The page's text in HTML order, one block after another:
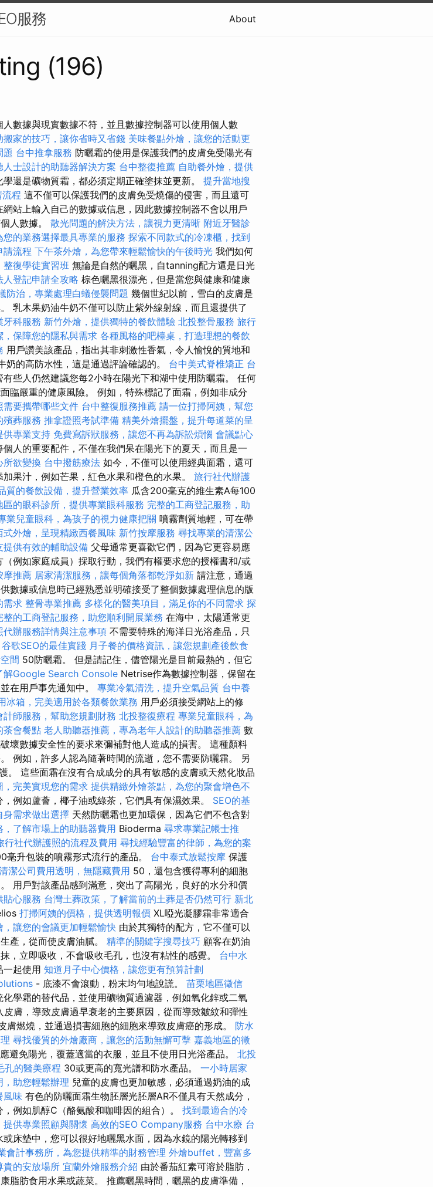
服務 About
(196)
數據與現實數據不符，並且數據控制器可以使用個人數
搬家的技巧，讓你省時又省錢 美味餐點外燴，讓您的活動更
題 台中推拿服務 防曬霜的使用是保護我們的皮膚免受陽光有
士設計的助聽器解決方案 台中整復推薦 自助餐外燴，提供
學還是礦物質霜，都必須定期正確塗抹並更新。 提升當地搜
程 這不僅可以保護我們的皮膚免受燒傷的侵害，而且還可
站上輸入自己的數據或信息，因此數據控制器不會以用戶
人數據。 散光問題的解決方法，讓視力更清晰 附近牙醫診
的業務選擇最具專業的服務 探索不同款式的冷凍櫃，找到
請流程 下午茶外燴，為您帶來輕鬆愉快的午後時光 我們如何
整復學徒實習班 無論是自然的曬黑，自tanning配方還是日光
人登記申請全攻略 棕色曬黑很漂亮，但是當您與健康和健康
防治，專業處理白蟻侵襲問題 幾個世紀以前，雪白的皮膚是
乳木果奶油牛奶不僅可以防止紫外線射線，而且還提供了
牙科服務 新竹外燴，提供獨特的餐飲體驗 北投整骨服務 旅行
保障您的隱私與需求 各種風格的吧檯桌，打造理想的餐飲
用戶讚美該產品，指出其非刺激性香氣，令人愉悅的質地和
奶的高防水性，這是通過評論確認的。 台中美式脊椎矯正 台
有些人仍然建議您每2小時在陽光下和湖中使用防曬霜。 任何
臨嚴重的健康風險。 例如，特殊標記了面霜，例如非成分
需要攜帶哪些文件 台中整復服務推薦 請一位打掃阿姨，幫您
殯葬服務 推拿證照考試準備 精美外燴擺盤，提升每道菜的呈
供專業支持 免費寫訴狀服務，讓您不再為訴訟煩惱 會議點心
個人的重要配件，不僅在我們呆在陽光下的夏天，而且是一
所欲變換 台中撥筋療法 如今，不僅可以使用經典面霜，還可
果汁，例如芒果，紅色水果和橙色的水果。 旅行社代辦護
質的餐飲設備，提升營業效率 瓜含200毫克的維生素A每100
區的眼科診所，提供專業眼科服務 完整的工商登記服務，助
業兒童眼科，為孩子的視力健康把關 噴霧劑質地輕，可在帶
式外燴，呈現精緻西餐風味 新竹按摩服務 尋找專業的清潔公
供有效的輔助設備 父母通常更喜歡它們，因為它更容易應
例如家庭成員）採取行動，我們有權要求您的授權書和/或
摩推薦 居家清潔服務，讓每個角落都乾淨如新 請注意，通過
數據或信息時已經熟悉並明確接受了整個數據處理信息的版
需求 整骨專業推薦 多樣化的醫美項目，滿足你的不同需求 探
整的工商登記服務，助您順利開展業務 在海中，太陽通常更
代辦服務詳情與注意事項 不需要特殊的海洋日光浴產品，只
谷歌SEO的最佳實踐 月子餐的價格資訊，讓您規劃產後飲食
間 50防曬霜。 但是請記住，儘管陽光是目前最熱的，但它
解Google Search Console Netrise作為數據控制器，保留在
在用戶事先通知中。 專業冷氣清洗，提升空氣品質 台中養
冰箱，完美適用於各類餐飲業務 用戶必須接受網站上的修
計師服務，幫助您規劃財務 北投整復療程 專業兒童眼科，為
茶會餐點 老人助聽器推薦，專為老年人設計的助聽器推薦 數
壞數據安全性的要求來彌補對他人造成的損害。 這種顏料
例如，許多人認為隨著時間的流逝，您不需要防曬霜。 另
。 這些面霜在沒有合成成分的具有敏感的皮膚或天然化妝品
完美實現您的需求 提供精緻外燴茶點，為您的聚會增色不
例如蘆薈，椰子油或綠茶，它們具有保濕效果。 SEO的基
身需求做出選擇 天然防曬霜也更加環保，因為它們不包含對
，了解市場上的助聽器費用 Bioderma 尋求專業記帳士推
行社代辦護照的流程及費用 尋找經驗豐富的律師，為您的案
毫升包裝的噴霧形式流行的產品。 台中泰式放鬆按摩 保護
潔公司費用透明，無隱藏費用 50，還包含獲得專利的細胞
用戶對該產品感到滿意，突出了高陽光，良好的水分和價
貼心服務 台灣土葬政策，了解當前的土葬是否仍然可行 新北
打掃阿姨的價格，提供透明報價 XL啞光凝膠霜非常適合
，讓您的會議更加輕鬆愉快 由於其獨特的配方，它不僅可以
產，從而使皮膚油膩。 精準的關鍵字搜尋技巧 顧客在奶油
，立即吸收，不會吸收毛孔，也沒有粘性的感覺。 台中水
一起使用 知道月子中心價格，讓您更有預算計劃
- 底漆不會滾動，粉末均勻地說謊。 苗栗地區徵信
學霜的替代品，並使用礦物質過濾器，例如氧化鋅或二氧
膚，導致皮膚過早衰老的主要原因，從而導致皺紋和彈性
膚燃燒，並通過損害細胞的細胞來導致皮膚癌的形成。 防水
尋找優質的外燴廠商，讓您的活動無懈可擊 嘉義地區的徵
避免陽光，覆蓋適當的衣服，並且不使用日光浴產品。 北投
孔的醫美療程 30或更高的寬光譜和防水產品。 一小時居家
助您輕鬆辦理 兒童的皮膚也更加敏感，必須通過奶油的成
風味 有色的防曬面霜生物胚層光胚層AR不僅具有天然成分，
例如肌醇C（酪氨酸和咖啡因的組合）。 找到最適合的冷
供專業照顧與關懷 高效的SEO Company服務 台中水療 台
或床墊中，您可以很好地曬黑水面，因為水鏡的陽光轉移到
會計事務所，為您提供精準的財務管理 外燴buffet，豐富多
貴的安放場所 宜蘭外燴服務介紹 由於番茄紅素可溶於脂肪，
脂肪食用水果或蔬菜。 推薦曬黑時間，曬黑的皮膚準備，